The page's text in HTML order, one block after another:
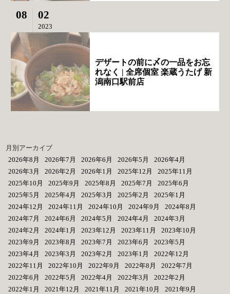
08 02
2023
デザートの前に〆の一品をお忘
れなく | 全席個室 楽蔵うたげ 新
潟南口駅前店
月別アーカイブ
2026年8月
2026年7月 2026年6月 2026年5月
2026年4月
2026年3月
2026年2月 2026年1月 2025年12月
2025年11月
2025年10月
2025年9月 2025年8月 2025年7月
2025年6月
2025年5月
2025年4月 2025年3月 2025年2月
2025年1月
2024年12月
2024年11月 2024年10月 2024年9月
2024年8月
2024年7月
2024年6月 2024年5月 2024年4月
2024年3月
2024年2月
2024年1月 2023年12月 2023年11月
2023年10月
2023年9月
2023年8月 2023年7月 2023年6月
2023年5月
2023年4月
2023年3月 2023年2月 2023年1月
2022年12月
2022年11月
2022年10月 2022年9月 2022年8月
2022年7月
2022年6月
2022年5月 2022年4月 2022年3月
2022年2月
2022年1月
2021年12月 2021年11月 2021年10月
2021年9月